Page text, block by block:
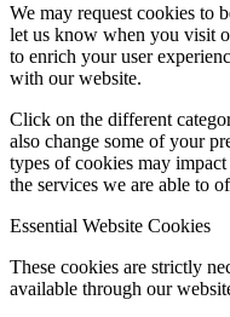
We may request cookies to
let us know when you visit
to enrich your user
with our website.
Click on the different
also change some of your
types of cookies may
the services we are able to
Essential Website Cookies
These cookies are strictly
available through our